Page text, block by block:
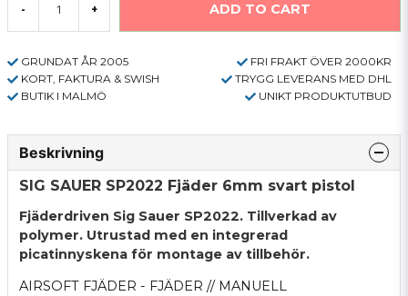
- + ADD TO CART
GRUNDAT ÅR 2005
FRI FRAKT ÖVER 2000KR
KORT, FAKTURA & SWISH
TRYGG LEVERANS MED DHL
BUTIK I MALMÖ
UNIKT PRODUKTUTBUD
Beskrivning
SIG SAUER SP2022 Fjäder 6mm svart pistol
Fjäderdriven Sig Sauer SP2022. Tillverkad av
polymer. Utrustad med en integrerad
picatinnyskena för montage av tillbehör.
AIRSOFT FJÄDER - FJÄDER // MANUELL